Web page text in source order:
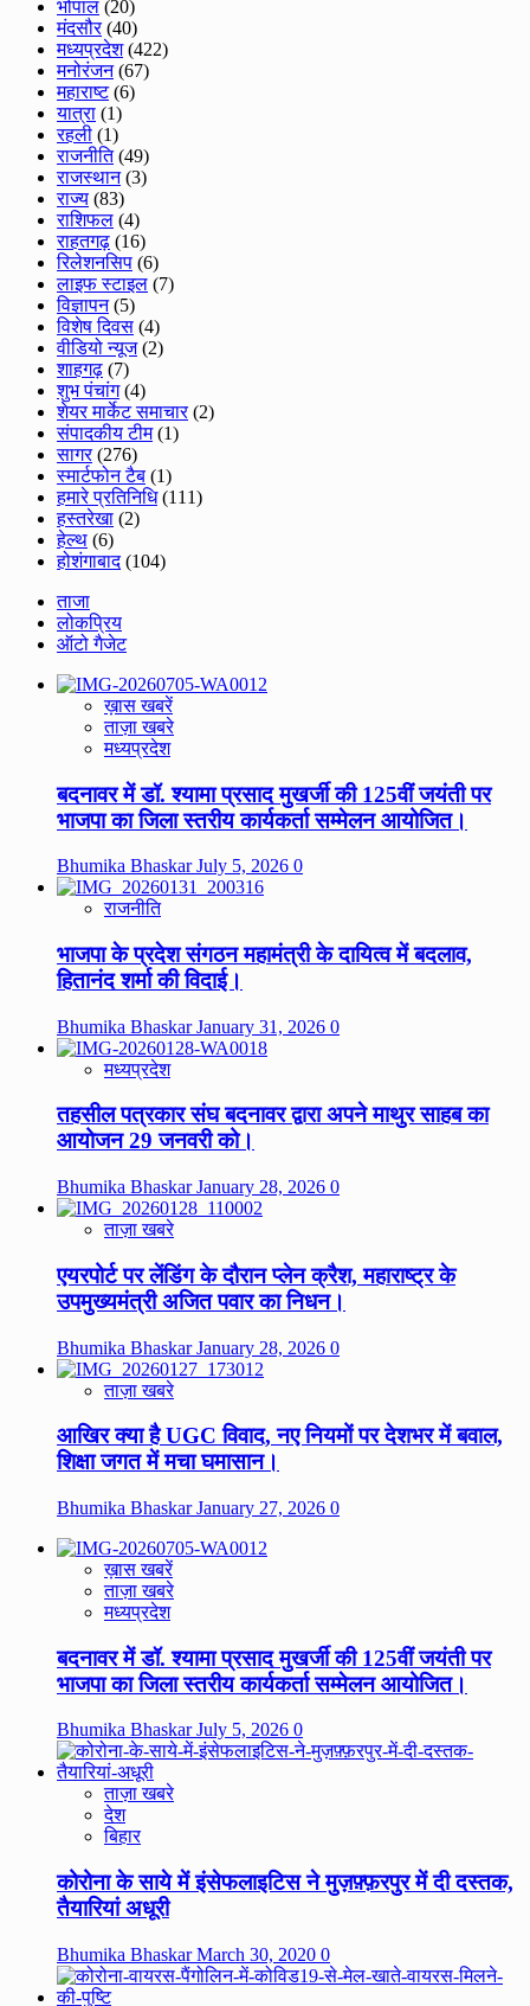
भोपाल (20)
मंदसौर(40)
मध्यप्रदेश(422)
मनोरंजन(67)
महाराष्ट(6)
यात्रा (1)
रहली (1)
राजनीति(49)
राजस्थान(3)
राज्य (83)
राशिफल (4)
राहतगढ़ (16)
रिलेशनसिप (6)
लाइफ स्टाइल (7)
विज्ञापन(5)
विशेष दिवस (4)
वीडियो न्यूज(2)
शाहगढ़ (7)
शुभ पंचांग(4)
शेयर मार्केट समाचार(2)
संपादकीय टीम(1)
सागर(276)
स्मार्टफोन टैब (1)
हमारे प्रतिनिधि(111)
हस्तरेखा (2)
हेल्थ (6)
होशंगाबाद(104)
ताजा
लोकप्रिय
ऑटो गैजेट
ख़ास खबरें
ताज़ा खबरे
मध्यप्रदेश
बदनावर में डॉ. श्यामा प्रसाद मुखर्जी की 125वीं जयंती पर
भाजपा का जिला स्तरीय कार्यकर्ता सम्मेलन आयोजित।
Bhumika BhaskarJuly 5, 2026 0
राजनीति
भाजपा के प्रदेश संगठन महामंत्री के दायित्व में बदलाव,
हितानंद शर्मा की विदाई।
Bhumika BhaskarJanuary 31, 2026 0
मध्यप्रदेश
तहसील पत्रकार संघ बदनावर द्वारा अपने माथुर साहब का
आयोजन 29 जनवरी को।
Bhumika BhaskarJanuary 28, 2026 0
ताज़ा खबरे
एयरपोर्ट पर लेंडिंग के दौरान प्लेन क्रैश, महाराष्ट्र के
उपमुख्यमंत्री अजित पवार का निधन।
Bhumika BhaskarJanuary 28, 2026 0
ताज़ा खबरे
आखिर क्या है UGC विवाद, नए नियमों पर देशभर में बवाल,
शिक्षा जगत में मचा घमासान।
Bhumika BhaskarJanuary 27, 2026 0
ख़ास खबरें
ताज़ा खबरे
मध्यप्रदेश
बदनावर में डॉ. श्यामा प्रसाद मुखर्जी की 125वीं जयंती पर
भाजपा का जिला स्तरीय कार्यकर्ता सम्मेलन आयोजित।
Bhumika BhaskarJuly 5, 2026 0
ताज़ा खबरे
देश
बिहार
कोरोना के साये में इंसेफलाइटिस ने मुज़फ़्फ़रपुर में दी दस्तक,
तैयारियां अधूरी
Bhumika BhaskarMarch 30, 2020 0